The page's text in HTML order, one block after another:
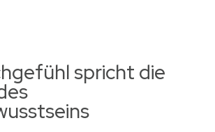
spricht die